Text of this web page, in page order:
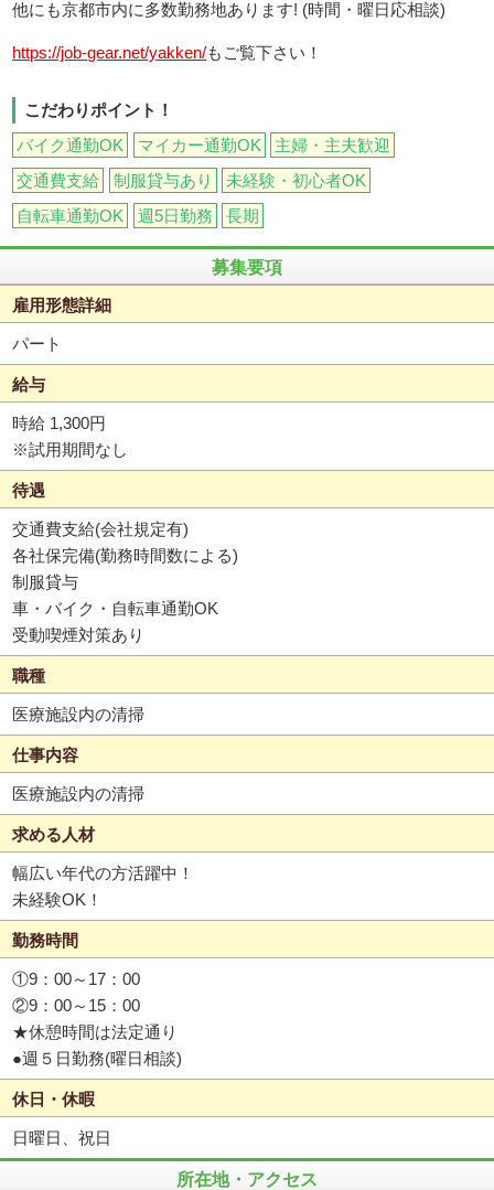
他にも京都市内に多数勤務地あります! (時間・曜日応相談)
https://job-gear.net/yakken/もご覧下さい！
こだわりポイント！
バイク通勤OK
マイカー通勤OK
主婦・主夫歓迎
交通費支給
制服貸与あり
未経験・初心者OK
自転車通勤OK
週5日勤務 長期
募集要項
雇用形態詳細
パート
給与
時給 1,300円
※試用期間なし
待遇
交通費支給(会社規定有)
各社保完備(勤務時間数による)
制服貸与
車・バイク・自転車通勤OK
受動喫煙対策あり
職種
医療施設内の清掃
仕事内容
医療施設内の清掃
求める人材
幅広い年代の方活躍中！
未経験OK！
勤務時間
①9：00～17：00
②9：00～15：00
★休憩時間は法定通り
●週５日勤務(曜日相談)
休日・休暇
日曜日、祝日
所在地・アクセス